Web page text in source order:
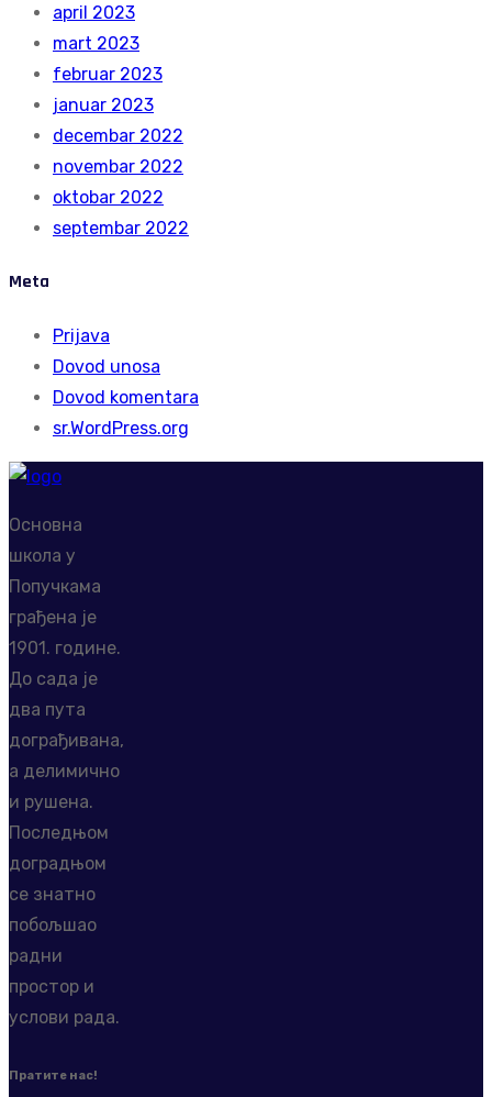
april 2023
mart 2023
februar 2023
januar 2023
decembar 2022
novembar 2022
oktobar 2022
septembar 2022
Meta
Prijava
Dovod unosa
Dovod komentara
sr.WordPress.org
Основна
школа у
Попучкама
грађена је
1901. године.
До сада је
два пута
дограђивана,
а делимично
и рушена.
Последњом
доградњом
се знатно
побољшао
радни
простор и
услови рада.
Пратите нас!